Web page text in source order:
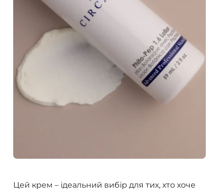
Цей крем – ідеальний вибір для тих, хто хоче